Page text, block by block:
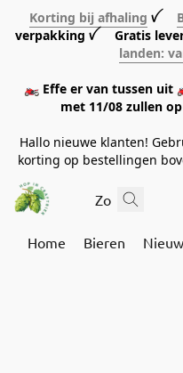
Korting bij afhaling ꪜ
verpakking ꪜ Gratis
landen:
🏍️ Effe er van tussen uit
met 11/08 zullen
Hallo nieuwe klanten!
korting op bestellingen
Home Bieren Nieuw